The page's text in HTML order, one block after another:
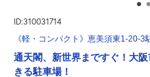
ID:310031714
《軽・コンパクト》恵美須東1-20-3
通天閣、新世界まですぐ！大
きる駐車場！